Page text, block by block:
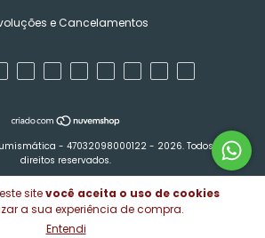
sitevocê aceita o uso de cookies
a sua experiência de compra.
Entendi
e Cancelamentos
- 47032098000122 - 2026. Todos os
direitos reservados.